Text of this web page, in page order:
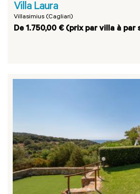
Villa Laura
Villasimius (Cagliari)
De 1.750,00 € (prix par villa à par